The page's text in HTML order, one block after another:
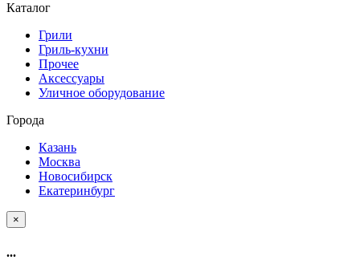
Каталог
Грили
Гриль-кухни
Прочее
Аксессуары
Уличное оборудование
Города
Казань
Москва
Новосибирск
Екатеринбург
×
...